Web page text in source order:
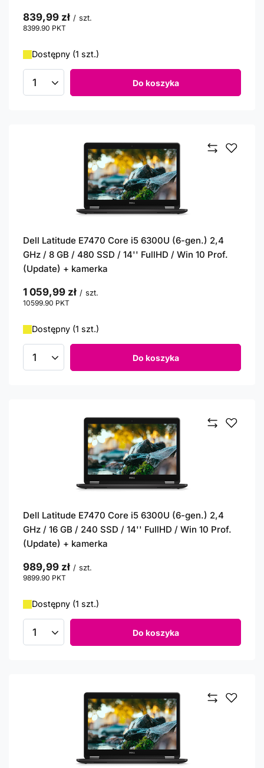
839,99 zł / szt.
8399.90 PKT
Dostępny (1 szt.)
Ilość produktów Do koszyka
Dell Latitude E7470 Core i5 6300U (6-gen.) 2,4
GHz / 8 GB / 480 SSD / 14'' FullHD / Win 10 Prof.
(Update) + kamerka
1 059,99 zł / szt.
10599.90 PKT
Dostępny (1 szt.)
Ilość produktów Do koszyka
Dell Latitude E7470 Core i5 6300U (6-gen.) 2,4
GHz / 16 GB / 240 SSD / 14'' FullHD / Win 10 Prof.
(Update) + kamerka
989,99 zł / szt.
9899.90 PKT
Dostępny (1 szt.)
Ilość produktów Do koszyka